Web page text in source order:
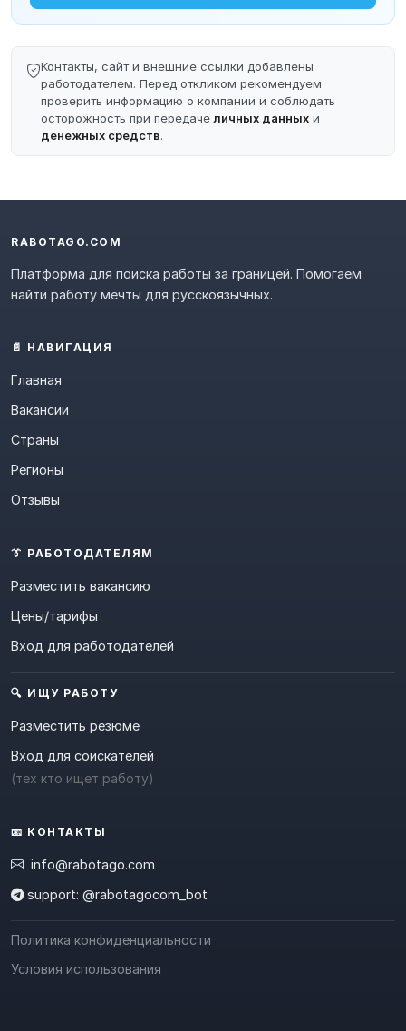
Контакты, сайт и внешние ссылки добавлены
работодателем. Перед откликом рекомендуем
проверить информацию о компании и соблюдать
осторожность при передачеличных данных и
денежных средств.
RABOTAGO.COM
Платформа для поиска работы за границей. Помогаем
найти работу мечты для русскоязычных.
📄 НАВИГАЦИЯ
Главная
Вакансии
Страны
Регионы
Отзывы
👔 РАБОТОДАТЕЛЯМ
Разместить вакансию
Цены/тарифы
Вход для работодателей
🔍 ИЩУ РАБОТУ
Разместить резюме
Вход для соискателей
(тех кто ищет работу)
📧 КОНТАКТЫ
info@rabotago.com
support: @rabotagocom_bot
Политика конфиденциальности
Условия использования